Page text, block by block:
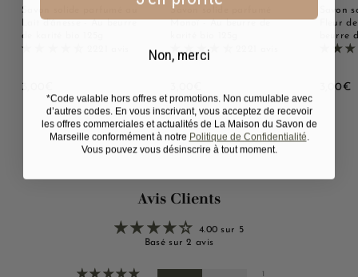
Savon solide parfumé au
Lait d'ânesse - Au beurre
de karité bio 125g
3,00€
,
0
0
Savon solide parfumé
Monoï - Au beurre de
,
0
0
€
Savon
Fleur
beurre
3,00€3
Avis Clients
4.00 sur 5
Basé sur 2 avis
Non, merci
*Code valable hors offres et promotions. Non cumulable avec
d’autres codes. En vous inscrivant, vous acceptez de recevoir
les offres commerciales et actualités de La Maison du Savon de
Marseille conformément à notre Politique de Confidentialité
Vous pouvez vous désinscrire à tout moment.